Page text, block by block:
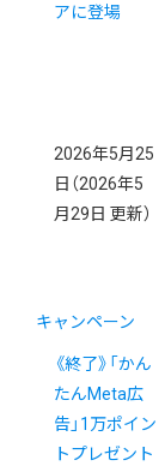
アに登場
2026年5月25
日 （2026年5
月29日 更新）
キャンペーン
《終了》「かん
たんMeta広
告」1万ポイン
トプレゼント